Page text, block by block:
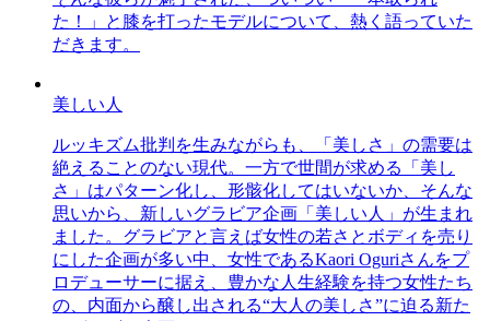
た！」と膝を打ったモデルについて、熱く語っていた
だきます。
美しい人
ルッキズム批判を生みながらも、「美しさ」の需要は
絶えることのない現代。一方で世間が求める「美し
さ」はパターン化し、形骸化してはいないか、そんな
思いから、新しいグラビア企画「美しい人」が生まれ
ました。グラビアと言えば女性の若さとボディを売り
にした企画が多い中、女性であるKaori Oguriさんをプ
ロデューサーに据え、豊かな人生経験を持つ女性たち
の、内面から醸し出される“大人の美しさ”に迫る新た